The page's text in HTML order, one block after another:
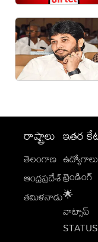
రాష్ట్రాలు
తెలంగాణ
ఆంధ్రప్రదేశ్
తమిళనాడు
ఇతర
ఉద్యోగాలు
ట్రెండింగ్
🌟
వాట్సాప్
STATUS